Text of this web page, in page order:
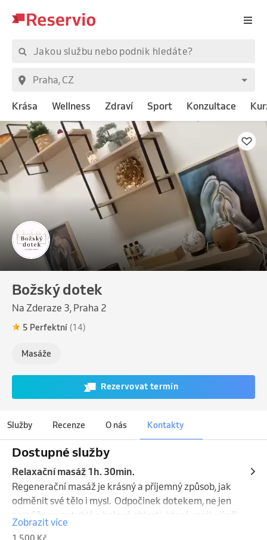
Krása Wellness Zdraví Sport Konzultace
Božský dotek
Na Zderaze 3, Praha 2
5 Perfektní (14)
Masáže
Rezervovat termín
Služby Recenze O nás Kontakty
Dostupné služby
Relaxační masáž 1h. 30min.
Regenerační masáž je krásný a příjemný způsob, jak
odměnit své tělo i mysl.  Odpočinek dotekem, ne jen
pomůže na zatuhlé a bolavé oblasti, které vznikají při
každodenních stereotypech a stresových události,
Zobrazit více